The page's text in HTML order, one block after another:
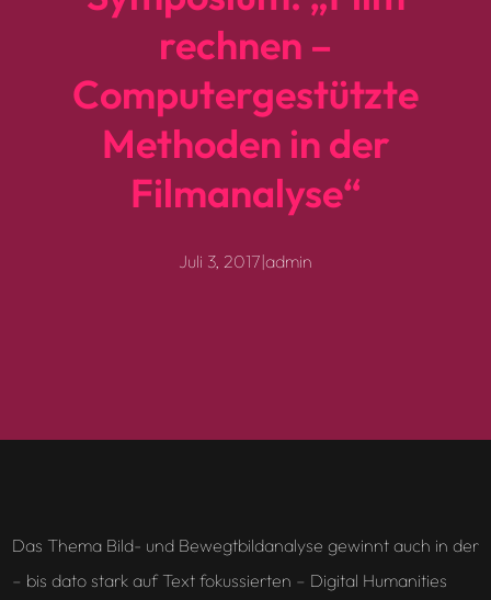
rechnen –
Computergestützte
Methoden in der
Filmanalyse“
Juli 3, 2017|admin
Das Thema Bild- und Bewegtbildanalyse gewinnt auch in der
– bis dato stark auf Text fokussierten – Digital Humanities